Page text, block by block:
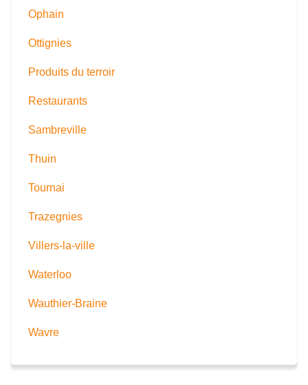
Ophain
Ottignies
Produits du terroir
Restaurants
Sambreville
Thuin
Tournai
Trazegnies
Villers-la-ville
Waterloo
Wauthier-Braine
Wavre